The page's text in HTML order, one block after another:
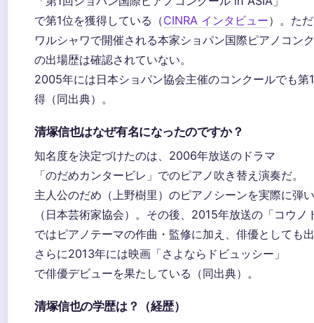
で第1位を獲得している（CINRA インタビュー）。た
ワルシャワで開催される本家ショパン国際ピアノコン
の出場歴は確認されていない。
2005年には日本ショパン協会主催のコンクールでも第
得（同出典）。
清塚信也はなぜ有名になったのですか？
知名度を決定づけたのは、2006年放送のドラマ
「のだめカンタービレ」でのピアノ吹き替え演奏だ。
主人公のだめ（上野樹里）のピアノシーンを実際に弾
（日本芸術家協会）。その後、2015年放送の「コウノ
ではピアノテーマの作曲・監修に加え、俳優としても
さらに2013年には映画「さよならドビュッシー」
で俳優デビューを果たしている（同出典）。
清塚信也の学歴は？（経歴）